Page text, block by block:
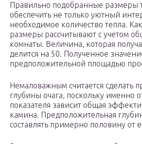
Правильно подобранные размеры
обеспечить не только уютный
необходимое количество тепла.
размеры рассчитывают с учетом
комнаты. Величина, которая
делится на 50. Полученное
предположительной площадью
Немаловажным считается сделать
глубины очага, поскольку именно
показателя зависит общая
камина. Предположительная
составлять примерно половину от